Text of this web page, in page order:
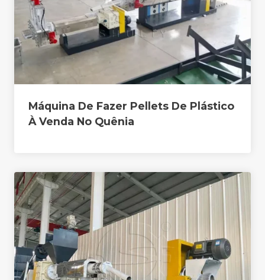
Máquina De Fazer Pellets De Plástico
À Venda No Quênia